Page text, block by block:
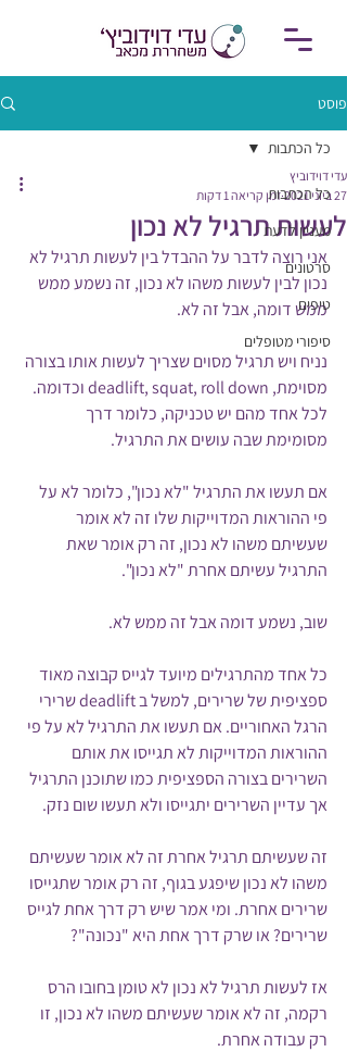
פוסט
כל הכתבות
מעניין לדעת
סרטונים
טיפים
סיפורי מטופלים
כל הכתבות
לעשות תרגיל לא נכון
עדי דוידוביץ
27 ביוני 2021
זמן קריאה 1 דקות
אני רוצה לדבר על ההבדל בין לעשות תרגיל לא
נכון לבין לעשות משהו לא נכון, זה נשמע ממש
ממש דומה, אבל זה לא.
נניח ויש תרגיל מסוים שצריך לעשות אותו בצורה
מסוימת, deadlift, squat, roll down וכדומה.
לכל אחד מהם יש טכניקה, כלומר דרך
מסומימת שבה עושים את התרגיל.
אם תעשו את התרגיל "לא נכון", כלומר לא על
פי ההוראות המדוייקות שלו זה לא אומר
שעשיתם משהו לא נכון, זה רק אומר שאת
התרגיל עשיתם אחרת "לא נכון".
שוב, נשמע דומה אבל זה ממש לא.
כל אחד מהתרגילים מיועד לגייס קבוצה מאוד
ספציפית של שרירים, למשל ב deadlift שרירי
הרגל האחוריים. אם תעשו את התרגיל לא על פי
ההוראות המדוייקות לא תגייסו את אותם
השרירים בצורה הספציפית כמו שתוכנן התרגיל
אך עדיין השרירים יתגייסו ולא תעשו שום נזק.
זה שעשיתם תרגיל אחרת זה לא אומר שעשיתם
משהו לא נכון שיפגע בגוף, זה רק אומר שתגייסו
שרירים אחרת. ומי אמר שיש רק דרך אחת לגייס
שרירים? או שרק דרך אחת היא "נכונה"?
אז לעשות תרגיל לא נכון לא טומן בחובו הרס
רקמה, זה לא אומר שעשיתם משהו לא נכון, זו
רק עבודה אחרת.